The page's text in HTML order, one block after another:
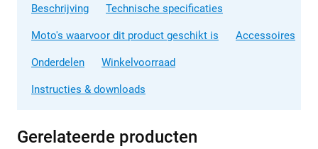
Beschrijving Technische specificaties
Moto's waarvoor dit product geschikt is Accessoires
Onderdelen Winkelvoorraad
Instructies & downloads
Gerelateerde producten